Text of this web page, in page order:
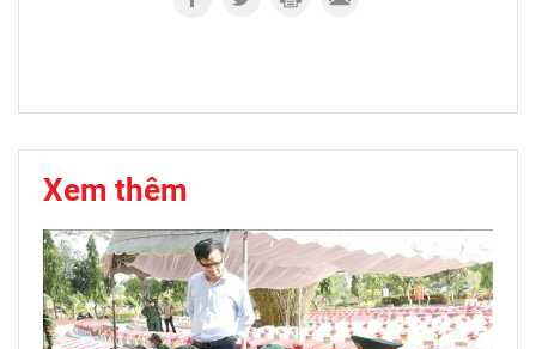
Xem thêm